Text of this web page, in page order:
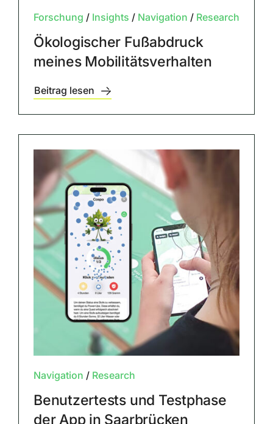
Forschung / Insights / Navigation / Research
Ökologischer Fußabdruck
meines Mobilitätsverhalten
Beitrag lesen
Navigation / Research
Benutzertests und Testphase
der App in Saarbrücken